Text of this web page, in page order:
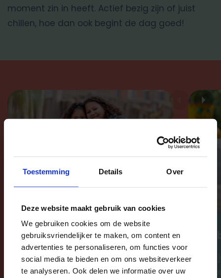
Toestemming Details Over
Deze website maakt gebruik van cookies
We gebruiken cookies om de website
gebruiksvriendelijker te maken, om content en
advertenties te personaliseren, om functies voor
social media te bieden en om ons websiteverkeer
te analyseren. Ook delen we informatie over uw
moment zin in heeft. Actief bezig zijn of juist
chillen, hoe dan ook begint de dag goed!
Je kind inschrijven?
Wil je je kind bij ons aanmelden
voor voorschoolse opvang?